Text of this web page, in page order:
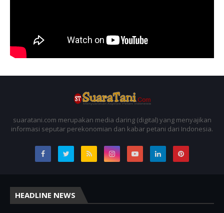
suaratani.com merupakan media daring (digital) yang menyajikan
informasi seputar perekonomian dan kabar petani dari Indonesia.
HEADLINE NEWS